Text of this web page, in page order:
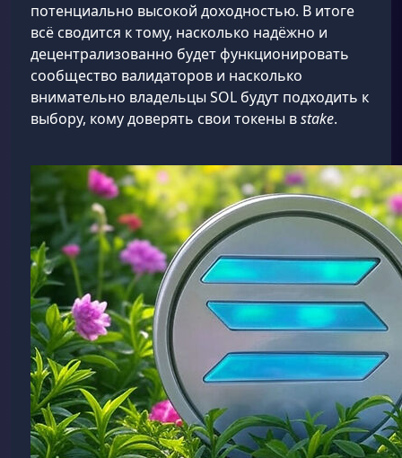
потенциально высокой доходностью. В итоге
всё сводится к тому, насколько надёжно и
децентрализованно будет функционировать
сообщество валидаторов и насколько
внимательно владельцы SOL будут подходить к
выбору, кому доверять свои токены вstake.